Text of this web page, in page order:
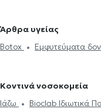
Οδοντίατροι στα Σεπόλια
Οδοντίατροι στον
Απονεύρωση
στοματίτιδα
σιδεράκια
Αισθητική
Άρθρα υγείας
Botox
Εμφυτεύματα
Κοντινά νοσοκομεία
Ιάζω
Bioclab Ιδιωτικά